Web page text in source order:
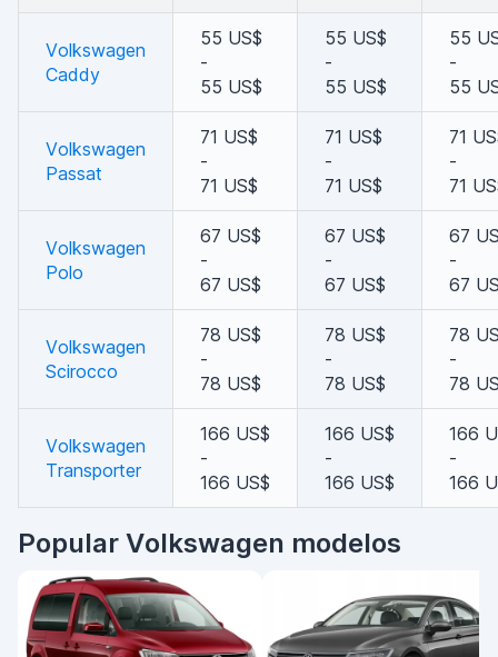
Volkswagen
Caddy
55 US$
-
55 US$
55 US$
-
55 US$
55
-
55
Volkswagen
Passat
71 US$
-
71 US$
71 US$
-
71 US$
71
-
71
Volkswagen
Polo
67 US$
-
67 US$
67 US$
-
67 US$
67
-
67
Volkswagen
Scirocco
78 US$
-
78 US$
78 US$
-
78 US$
78
-
78
Volkswagen
Transporter
166 US$
-
166 US$
166 US$
-
166 US$
166
-
166
Popular Volkswagen modelos